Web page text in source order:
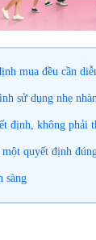
mua đều cần
sử dụng nhẹ
định, không phải
quyết định
sàng